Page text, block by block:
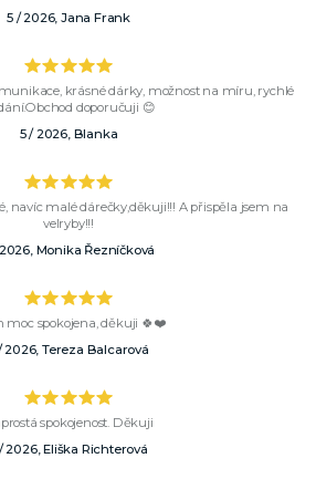
5 / 2026, Jana Frank
krásné dárky, možnost na míru, rychlé
doporučuji 😊
5 / 2026, Blanka
navíc malé dárečky,děkuji!!! A přispěla jsem na
velryby!!!
Monika Řezníčková
moc spokojena, děkuji 🍀❤️
2026, Tereza Balcarová
spokojenost. Děkuji
2026, Eliška Richterová